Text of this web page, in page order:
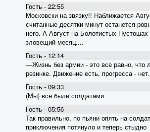
Гость - 22:55
Московски на звязку!! Наближается
считанные десятки минут останется
него. А Август на Болотистых Пустошах
зловещий месяц....
Гость - 12:14
―Жизнь без армии - это все равно, что
резинке. Движение есть, прогресса - нет.
Гость - 09:33
(Мы) все были солдатами
Гость - 05:56
Так правильно, по пьяни опять на
приключения потянуло и теперь стыдно